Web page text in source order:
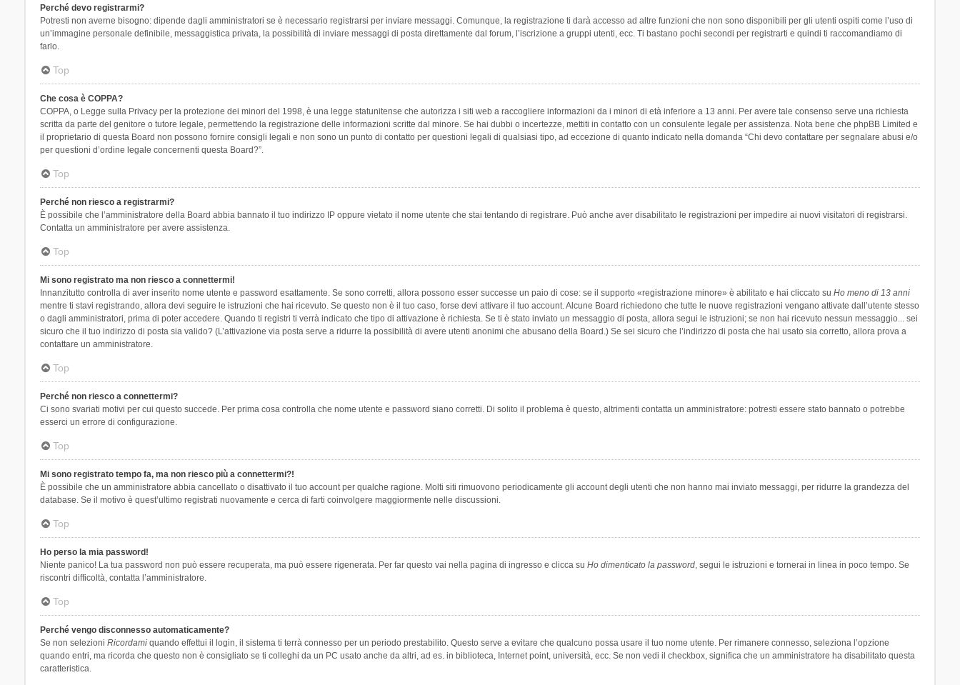
Perché devo registrarmi?
Potresti non averne bisogno: dipende dagli amministratori se è necessario registrarsi per inviare messaggi. Comunque, la registrazione ti darà accesso ad altre funzioni che non sono disponibili per gli utenti ospiti come l’uso di
un’immagine personale definibile, messaggistica privata, la possibilità di inviare messaggi di posta direttamente dal forum, l’iscrizione a gruppi utenti, ecc. Ti bastano pochi secondi per registrarti e quindi ti raccomandiamo di
farlo.
Top
Che cosa è COPPA?
COPPA, o Legge sulla Privacy per la protezione dei minori del 1998, è una legge statunitense che autorizza i siti web a raccogliere informazioni da i minori di età inferiore a 13 anni. Per avere tale consenso serve una richiesta
scritta da parte del genitore o tutore legale, permettendo la registrazione delle informazioni scritte dal minore. Se hai dubbi o incertezze, mettiti in contatto con un consulente legale per assistenza. Nota bene che phpBB Limited e
il proprietario di questa Board non possono fornire consigli legali e non sono un punto di contatto per questioni legali di qualsiasi tipo, ad eccezione di quanto indicato nella domanda “Chi devo contattare per segnalare abusi e/o
per questioni d’ordine legale concernenti questa Board?”.
Top
Perché non riesco a registrarmi?
È possibile che l’amministratore della Board abbia bannato il tuo indirizzo IP oppure vietato il nome utente che stai tentando di registrare. Può anche aver disabilitato le registrazioni per impedire ai nuovi visitatori di registrarsi.
Contatta un amministratore per avere assistenza.
Top
Mi sono registrato ma non riesco a connettermi!
Innanzitutto controlla di aver inserito nome utente e password esattamente. Se sono corretti, allora possono esser successe un paio di cose: se il supporto «registrazione minore» è abilitato e hai cliccato su Ho meno di 13 anni
mentre ti stavi registrando, allora devi seguire le istruzioni che hai ricevuto. Se questo non è il tuo caso, forse devi attivare il tuo account. Alcune Board richiedono che tutte le nuove registrazioni vengano attivate dall’utente stesso
o dagli amministratori, prima di poter accedere. Quando ti registri ti verrà indicato che tipo di attivazione è richiesta. Se ti è stato inviato un messaggio di posta, allora segui le istruzioni; se non hai ricevuto nessun messaggio... sei
sicuro che il tuo indirizzo di posta sia valido? (L’attivazione via posta serve a ridurre la possibilità di avere utenti anonimi che abusano della Board.) Se sei sicuro che l’indirizzo di posta che hai usato sia corretto, allora prova a
contattare un amministratore.
Top
Perché non riesco a connettermi?
Ci sono svariati motivi per cui questo succede. Per prima cosa controlla che nome utente e password siano corretti. Di solito il problema è questo, altrimenti contatta un amministratore: potresti essere stato bannato o potrebbe
esserci un errore di configurazione.
Top
Mi sono registrato tempo fa, ma non riesco più a connettermi?!
È possibile che un amministratore abbia cancellato o disattivato il tuo account per qualche ragione. Molti siti rimuovono periodicamente gli account degli utenti che non hanno mai inviato messaggi, per ridurre la grandezza del
database. Se il motivo è quest’ultimo registrati nuovamente e cerca di farti coinvolgere maggiormente nelle discussioni.
Top
Ho perso la mia password!
Niente panico! La tua password non può essere recuperata, ma può essere rigenerata. Per far questo vai nella pagina di ingresso e clicca su Ho dimenticato la password, segui le istruzioni e tornerai in linea in poco tempo. Se
riscontri difficoltà, contatta l’amministratore.
Top
Perché vengo disconnesso automaticamente?
Se non selezioni Ricordamiquando effettui il login, il sistema ti terrà connesso per un periodo prestabilito. Questo serve a evitare che qualcuno possa usare il tuo nome utente. Per rimanere connesso, seleziona l’opzione
quando entri, ma ricorda che questo non è consigliato se ti colleghi da un PC usato anche da altri, ad es. in biblioteca, Internet point, università, ecc. Se non vedi il checkbox, significa che un amministratore ha disabilitato questa
caratteristica.